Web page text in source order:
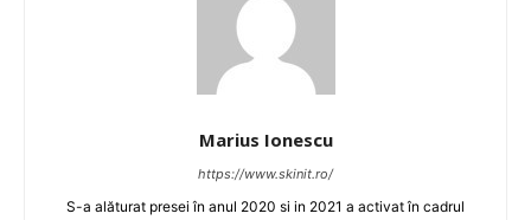
Marius Ionescu
https://www.skinit.ro/
S-a alăturat presei în anul 2020 si in 2021 a activat în cadrul